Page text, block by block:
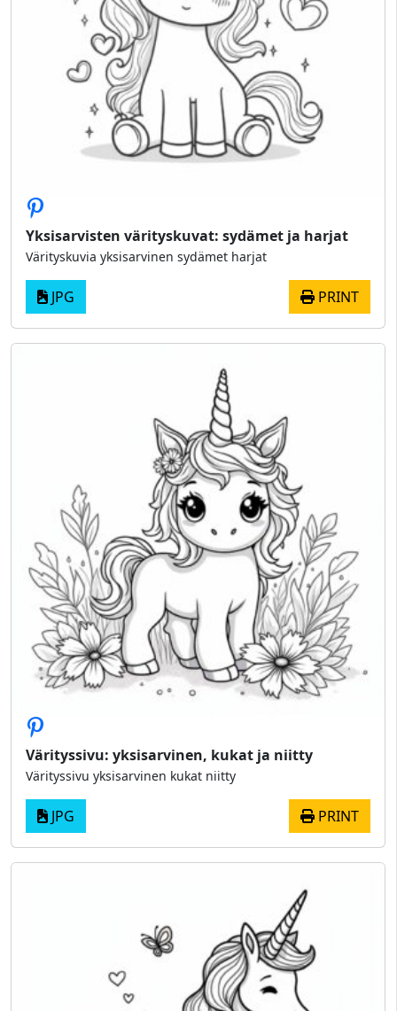
Yksisarvisten värityskuvat: sydämet ja harjat
Värityskuvia yksisarvinen sydämet harjat
JPG PRINT
Värityssivu: yksisarvinen, kukat ja niitty
Värityssivu yksisarvinen kukat niitty
JPG PRINT